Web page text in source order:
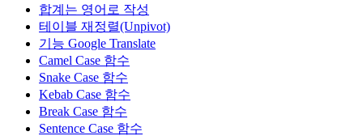
합계는 영어로 작성
테이블 재정렬(Unpivot)
기능 Google Translate
Camel Case 함수
Snake Case 함수
Kebab Case 함수
Break Case 함수
Sentence Case 함수